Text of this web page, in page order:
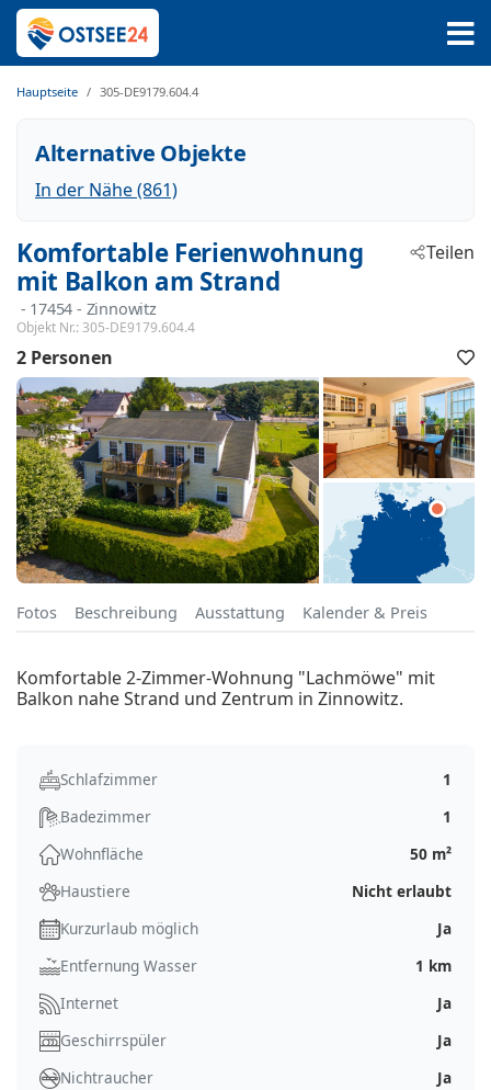
Hauptseite 305-DE9179.604.4
Alternative Objekte
In der Nähe (861)
Komfortable Ferienwohnung
mit Balkon am Strand
- 17454 - Zinnowitz
Objekt Nr.: 305-DE9179.604.4
Teilen
2 Personen
Fotos Beschreibung Ausstattung Kalender & Preis
Komfortable 2-Zimmer-Wohnung "Lachmöwe" mit
Balkon nahe Strand und Zentrum in Zinnowitz.
Schlafzimmer
1
Badezimmer
1
Wohnfläche
50 m²
Haustiere
Nicht erlaubt
Kurzurlaub möglich
Ja
Entfernung Wasser
1 km
Internet
Ja
Geschirrspüler
Ja
Nichtraucher
Ja